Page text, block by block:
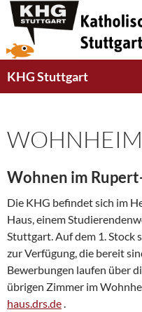
KHG Stuttgart
WOHNHEIM
Wohnen im
Die KHG befindet sich im
Haus, einem
Stuttgart. Auf dem 1. Stock
zur Verfügung, die bereit
Bewerbungen laufen über
übrigen Zimmer im
haus.drs.de.